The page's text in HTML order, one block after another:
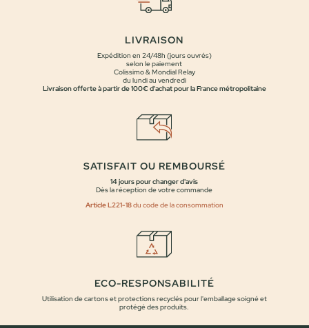
LIVRAISON
Expédition en 24/48h (jours ouvrés)
selon le paiement
Colissimo & Mondial Relay
du lundi au vendredi
Livraison offerte à partir de 100€ d'achat pour la France métropolitaine
SATISFAIT OU REMBOURSÉ
14 jours pour changer d'avis
Dès la réception de votre commande
Article L221-18du code de la consommation
ECO-RESPONSABILITÉ
Utilisation de cartons et protections recyclés pour l'emballage soigné et
protégé des produits.